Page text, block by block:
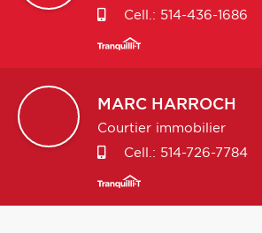
Cell.: 514-436-1686
MARC HARROCH
Courtier immobilier
Cell.: 514-726-7784